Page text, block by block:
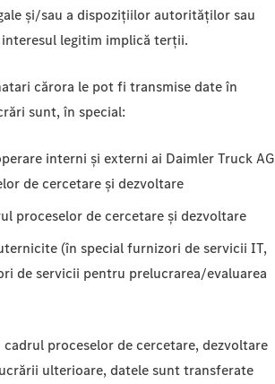
și/sau a dispozițiilor autorităților sau
legitim implică terții.
cărora le pot fi transmise date în
sunt, în special:
interni și externi ai Daimler Truck AG
de cercetare și dezvoltare
proceselor de cercetare și dezvoltare
(în special furnizori de servicii IT,
de servicii pentru prelucrarea/evaluarea
proceselor de cercetare, dezvoltare
ulterioare, datele sunt transferate